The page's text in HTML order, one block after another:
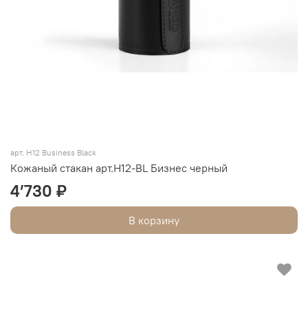
арт. H12 Business Black
Кожаный стакан арт.Н12-BL Бизнес черный
4’730 ₽
В корзину